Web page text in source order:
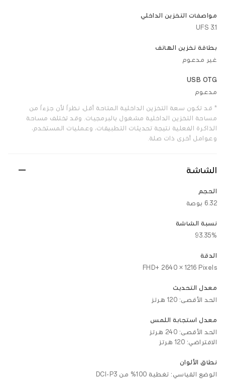
مواصفات التخزين الداخلي
UFS 3.1
بطاقة تخزين الهاتف
غير مدعوم
USB OTG
مدعوم
* قد تكون سعة التخزين الداخلية المتاحة أقل، نظراً لأن جزءاً من
مساحة التخزين الداخلية مشغول بالبرمجيات. وقد تختلف مساحة
الذاكرة الفعلية نتيجة تحديثات التطبيقات، وعمليات المستخدم،
وعوامل أخرى ذات صلة.
الشاشة
الحجم
6.32 بوصة
نسبة الشاشة
93.35%
الدقة
FHD+ 2640 × 1216 Pixels
معدل التحديث
الحد الأقصى: 120 هرتز
معدل استجابة اللمس
الحد الأقصى: 240 هرتز
الافتراضي: 120 هرتز
نطاق الألوان
الوضع القياسي: تغطية 100% من DCI-P3